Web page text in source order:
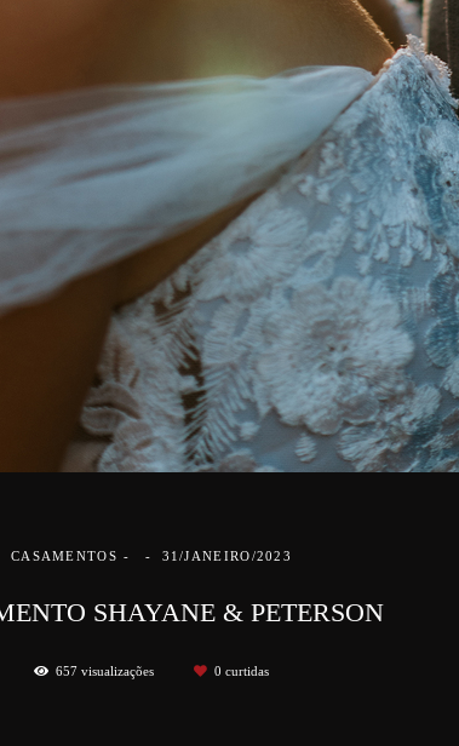
CASAMENTOS 31/JANEIRO/2023
SHAYANE & PETERSON
657 visualizações 0 curtidas